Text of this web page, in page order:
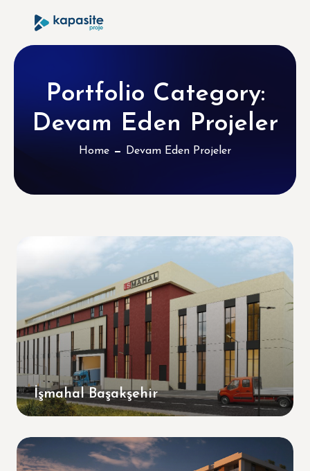
Portfolio Category:
Devam Eden Projeler
Home Devam Eden Projeler
İşmahal Başakşehir